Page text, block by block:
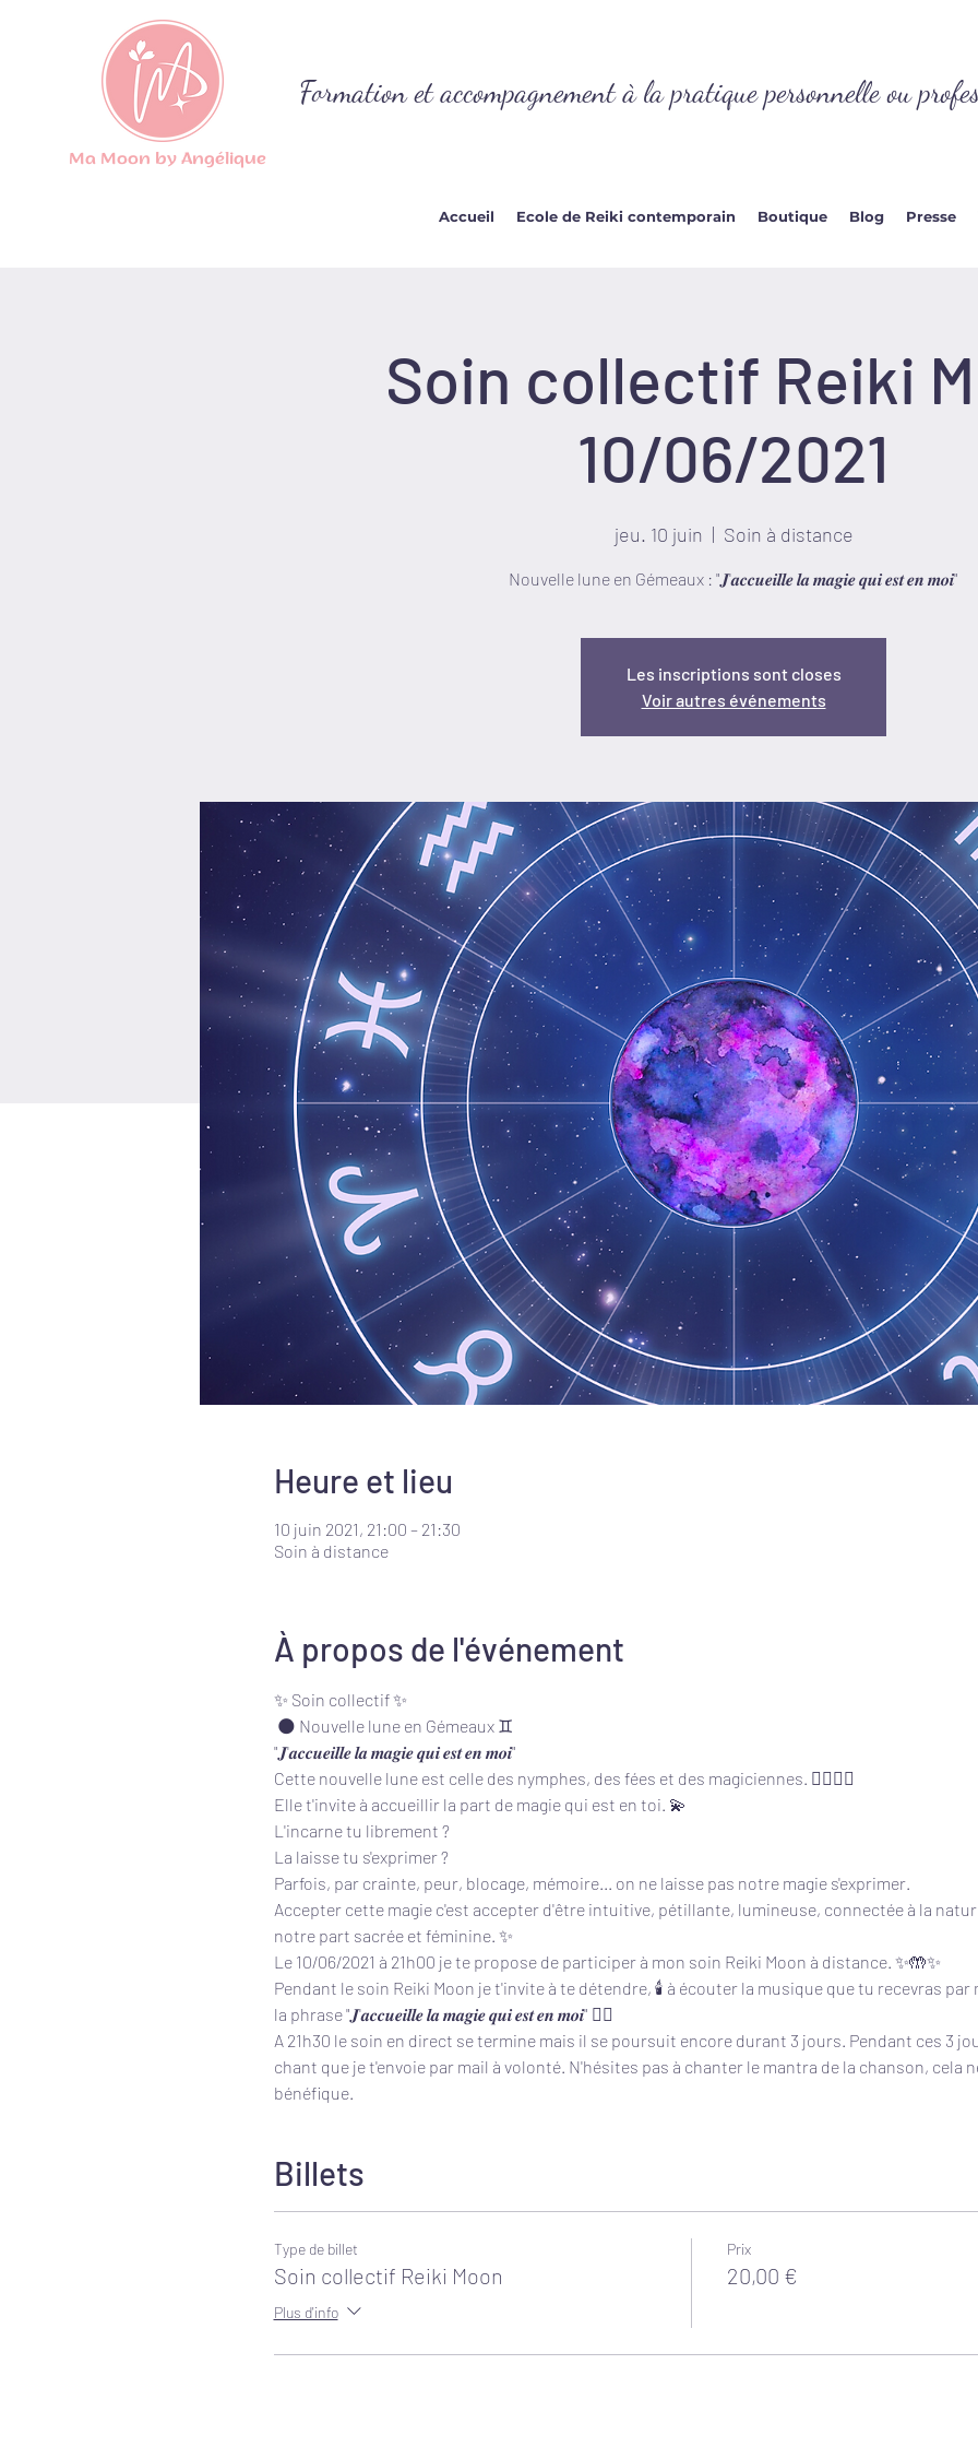
Formation et accompagnement à la pratique personnelle ou
Ma Moon by Angélique
Accueil Ecole de Reiki contemporain Boutique Blog Presse
Soin collectif Reiki
10/06/2021
jeu. 10 juin
  |
Soin à distance
Nouvelle lune en Gémeaux : "𝑱'𝒂𝒄𝒄𝒖𝒆𝒊𝒍𝒍𝒆 𝒍𝒂 𝒎𝒂𝒈𝒊𝒆 𝒒𝒖𝒊 𝒆𝒔𝒕 𝒆𝒏 𝒎𝒐𝒊"
Les inscriptions sont closes
Voir autres événements
Heure et lieu
10 juin 2021, 21:00 – 21:30
Soin à distance
À propos de l'événement
✨ Soin collectif ✨
🌑 Nouvelle lune en Gémeaux️ ♊️
"𝑱'𝒂𝒄𝒄𝒖𝒆𝒊𝒍𝒍𝒆 𝒍𝒂 𝒎𝒂𝒈𝒊𝒆 𝒒𝒖𝒊 𝒆𝒔𝒕 𝒆𝒏 𝒎𝒐𝒊"
Cette nouvelle lune est celle des nymphes, des fées et des magiciennes. 🧚‍♀️🧙‍♀️
Elle t'invite à accueillir la part de magie qui est en toi. 💫
L'incarne tu librement ?
La laisse tu s'exprimer ?
Parfois, par crainte, peur, blocage, mémoire... on ne laisse pas notre magie s'exprimer.
Accepter cette magie c'est accepter d'être intuitive, pétillante, lumineuse, connectée à la
notre part sacrée et féminine. ✨
Le 10/06/2021 à 21h00 je te propose de participer à mon soin Reiki Moon à distance. ✨🤲✨
Pendant le soin Reiki Moon je t'invite à te détendre, 🕯 à écouter la musique que tu recevras
la phrase "𝑱'𝒂𝒄𝒄𝒖𝒆𝒊𝒍𝒍𝒆 𝒍𝒂 𝒎𝒂𝒈𝒊𝒆 𝒒𝒖𝒊 𝒆𝒔𝒕 𝒆𝒏 𝒎𝒐𝒊" 🧘‍♀️
A 21h30 le soin en direct se termine mais il se poursuit encore durant 3 jours. Pendant ces 3
chant que je t'envoie par mail à volonté. N'hésites pas à chanter le mantra de la chanson, cela
bénéfique.
Billets
Type de billet
Soin collectif Reiki Moon
Plus d'info
Prix
20,00 €